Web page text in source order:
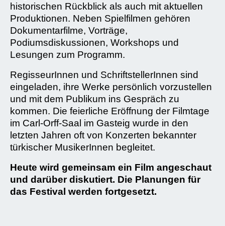
historischen Rückblick als auch mit aktuellen
Produktionen. Neben Spielfilmen gehören
Dokumentarfilme, Vorträge,
Podiumsdiskussionen, Workshops und
Lesungen zum Programm.
RegisseurInnen und SchriftstellerInnen sind
eingeladen, ihre Werke persönlich vorzustellen
und mit dem Publikum ins Gespräch zu
kommen. Die feierliche Eröffnung der Filmtage
im Carl-Orff-Saal im Gasteig wurde in den
letzten Jahren oft von Konzerten bekannter
türkischer MusikerInnen begleitet.
Heute wird gemeinsam ein Film angeschaut
und darüber diskutiert. Die Planungen für
das Festival werden fortgesetzt.